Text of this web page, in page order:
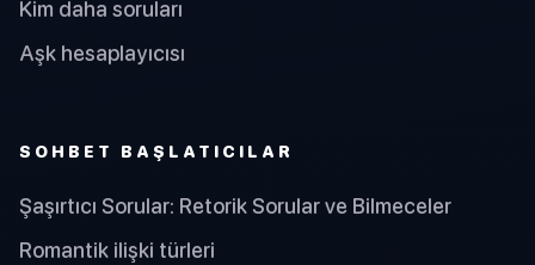
Kim daha soruları
Aşk hesaplayıcısı
SOHBET BAŞLATICILAR
Şaşırtıcı Sorular: Retorik Sorular ve Bilmeceler
Romantik ilişki türleri